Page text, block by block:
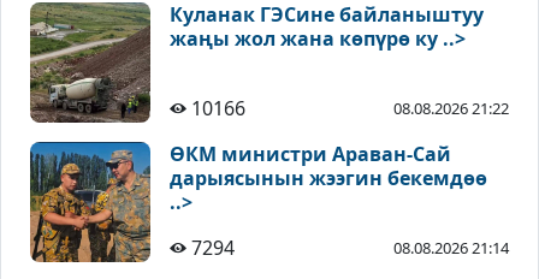
Куланак ГЭСине байланыштуу
жаңы жол жана көпүрө ку ..>
10166 08.08.2026 21:22
ӨКМ министри Араван-Сай
дарыясынын жээгин бекемдөө
..>
7294
08.08.2026 21:14